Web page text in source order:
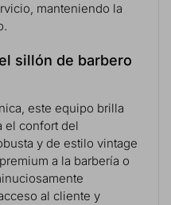
manteniendo la
sillón de barbero
este equipo brilla
el confort del
y de estilo vintage
a la barbería o
al cliente y